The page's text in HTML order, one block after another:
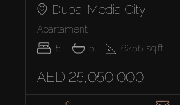
Dubai Media City
Apartament
5
5 6256 sq.ft
AED 25,050,000